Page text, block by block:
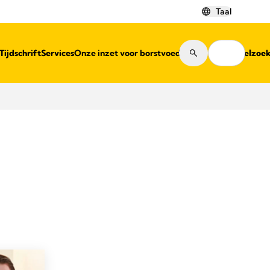
Taal
ServicesOnze inzet voor borstvoeding